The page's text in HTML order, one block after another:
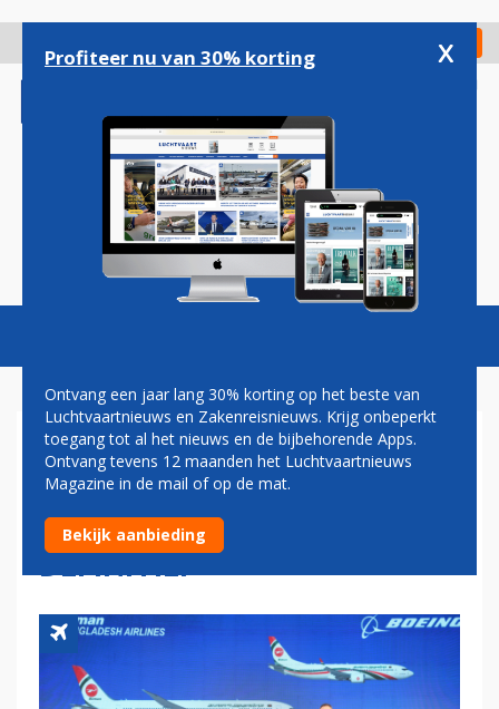
gaan
Check in
Magazine Podcasts Vacatures
BIMAN BANGLADESH MAAKT
BESTELLING BIJ BOEING
VOOR VEERTIEN TOESTELLEN
DEFINITIEF
Profiteer nu van 30% korting x
Ontvang een jaar lang 30% korting op het beste van
Luchtvaartnieuws en Zakenreisnieuws. Krijg onbeperkt
toegang tot al het nieuws en de bijbehorende Apps.
Ontvang tevens 12 maanden het Luchtvaartnieuws
Magazine in de mail of op de mat.
Bekijk aanbieding